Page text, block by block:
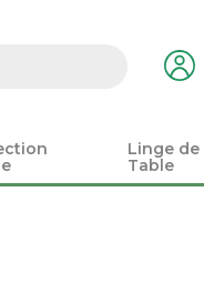
Linge de
Table